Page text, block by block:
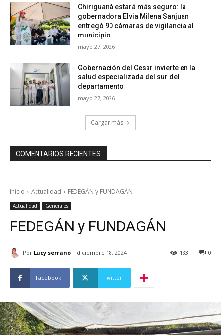
Chiriguaná estará más seguro: la
gobernadora Elvia Milena Sanjuan
entregó 90 cámaras de vigilancia al
municipio
mayo 27, 2026
Gobernación del Cesar invierte en la
salud especializada del sur del
departamento
mayo 27, 2026
Cargar más
COMENTARIOS RECIENTES